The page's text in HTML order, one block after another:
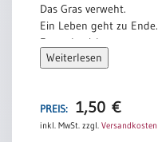
Das Gras verweht.
Ein Leben geht zu Ende.
Es senkt sich nun,
um auszuruh’n,
Ach Herr, zuletzt,
einst oder jetzt
heißt Du uns alle gehen.
Weiterlesen
PREIS: 1,50 €
inkl. MwSt. zzgl. Versandkosten